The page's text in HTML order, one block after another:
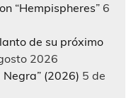
“Hempispheres” 6
de su próximo
2026
Negra” (2026) 5 de